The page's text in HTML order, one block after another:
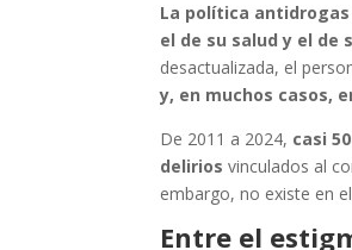
La política
el de su salud y el de
desactualizada, el
y, en muchos casos,
De 2011 a 2024, casi
delirios vinculados al
embargo, no existe en
Entre el